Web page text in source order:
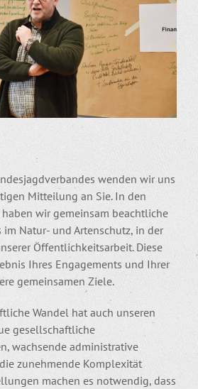
wenden wir uns
Mitteilung an Sie. In den
wir gemeinsam beachtliche
im Natur- und Artenschutz, in der
Öffentlichkeitsarbeit. Diese
Ihres Engagements und Ihrer
gemeinsamen Ziele.
Wandel hat auch unseren
gesellschaftliche
wachsende administrative
zunehmende Komplexität
machen es notwendig, dass